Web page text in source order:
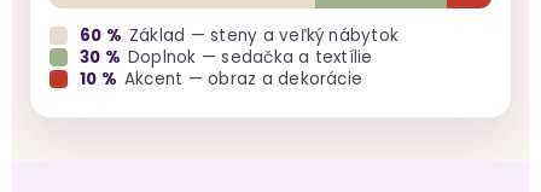
60 % Základ — steny a veľký nábytok
30 % Doplnok — sedačka a textílie
10 % Akcent — obraz a dekorácie